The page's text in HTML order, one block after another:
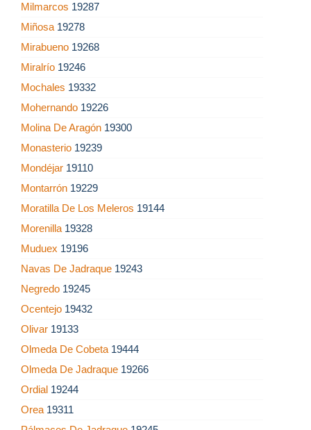
Milmarcos 19287
Miñosa 19278
Mirabueno 19268
Miralrío 19246
Mochales 19332
Mohernando 19226
Molina De Aragón 19300
Monasterio 19239
Mondéjar 19110
Montarrón 19229
Moratilla De Los Meleros 19144
Morenilla 19328
Muduex 19196
Navas De Jadraque 19243
Negredo 19245
Ocentejo 19432
Olivar 19133
Olmeda De Cobeta 19444
Olmeda De Jadraque 19266
Ordial 19244
Orea 19311